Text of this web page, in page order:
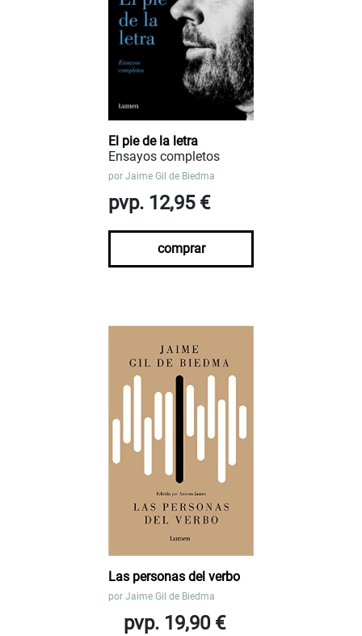
El pie de la letra
Ensayos completos
por Jaime Gil de Biedma
pvp. 12,95 €
comprar
Las personas del verbo
por Jaime Gil de Biedma
pvp. 19,90 €